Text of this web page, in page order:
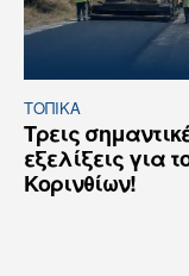
ΤΟΠΙΚΑ
Τρεις
εξελίξεις για
Κορινθίων!